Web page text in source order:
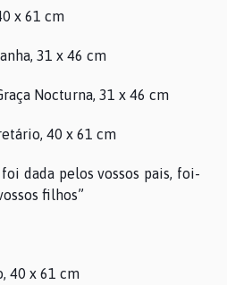
x 61 cm
31 x 46 cm
Nocturna, 31 x 46 cm
40 x 61 cm
dada pelos vossos pais, foi-
filhos”
40 x 61 cm